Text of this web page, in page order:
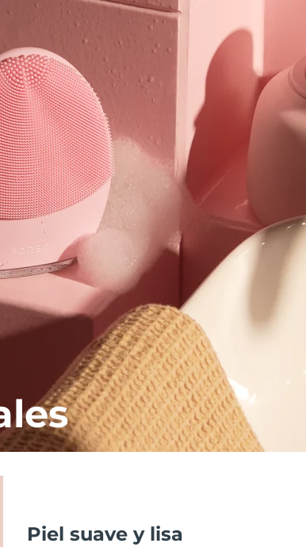
Piel suave y lisa